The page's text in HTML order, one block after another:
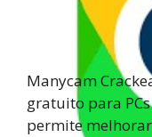
Manycam
gratuito para
permite melhorar